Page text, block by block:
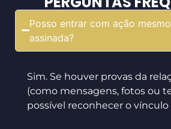
Posso entrar com ação
assinada?
Sim. Se houver provas da
(como mensagens, fotos ou
possível reconhecer o